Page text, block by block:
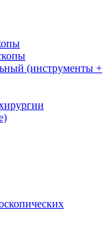
(инструменты +